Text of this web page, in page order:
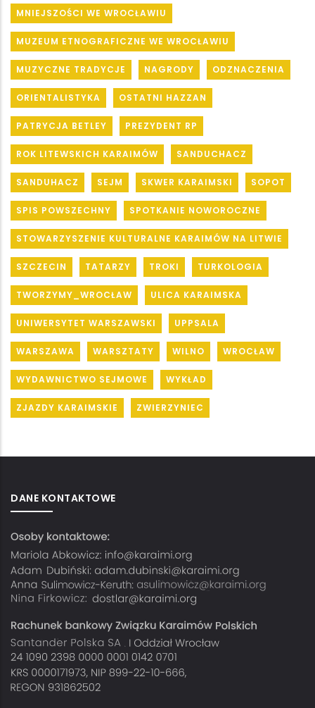
MNIEJSZOŚCI WE WROCŁAWIU
MUZEUM ETNOGRAFICZNE WE WROCŁAWIU
MUZYCZNE TRADYCJE NAGRODY ODZNACZENIA
ORIENTALISTYKA OSTATNI HAZZAN
PATRYCJA BETLEY PREZYDENT RP
ROK LITEWSKICH KARAIMÓW SANDUCHACZ
SANDUHACZ SEJM SKWER KARAIMSKI SOPOT
SPIS POWSZECHNY SPOTKANIE NOWOROCZNE
STOWARZYSZENIE KULTURALNE KARAIMÓW NA LITWIE
SZCZECIN TATARZY TROKI TURKOLOGIA
TWORZYMY_WROCŁAW ULICA KARAIMSKA
UNIWERSYTET WARSZAWSKI UPPSALA
WARSZAWA WARSZTATY WILNO WROCŁAW
WYDAWNICTWO SEJMOWE WYKŁAD
ZJAZDY KARAIMSKIE ZWIERZYNIEC
DANE KONTAKTOWE